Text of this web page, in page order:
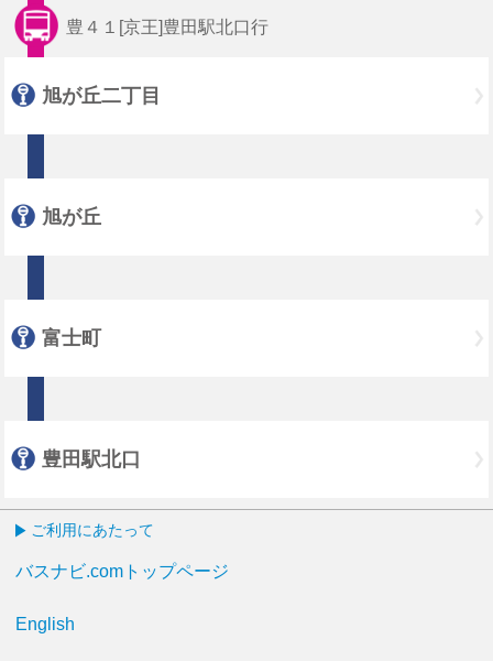
豊４１[京王]豊田駅北口行
旭が丘二丁目
旭が丘
富士町
豊田駅北口
ご利用にあたって
バスナビ.comトップページ
English